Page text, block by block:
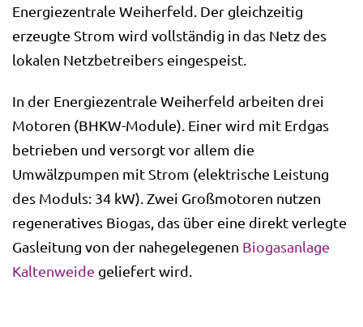
Energiezentrale Weiherfeld. Der gleichzeitig
erzeugte Strom wird vollständig in das Netz des
lokalen Netzbetreibers eingespeist.
In der Energiezentrale Weiherfeld arbeiten drei
Motoren (BHKW-Module). Einer wird mit Erdgas
betrieben und versorgt vor allem die
Umwälzpumpen mit Strom (elektrische Leistung
des Moduls: 34 kW). Zwei Großmotoren nutzen
regeneratives Biogas, das über eine direkt verlegte
Gasleitung von der nahegelegenen Biogasanlage
Kaltenweide geliefert wird.